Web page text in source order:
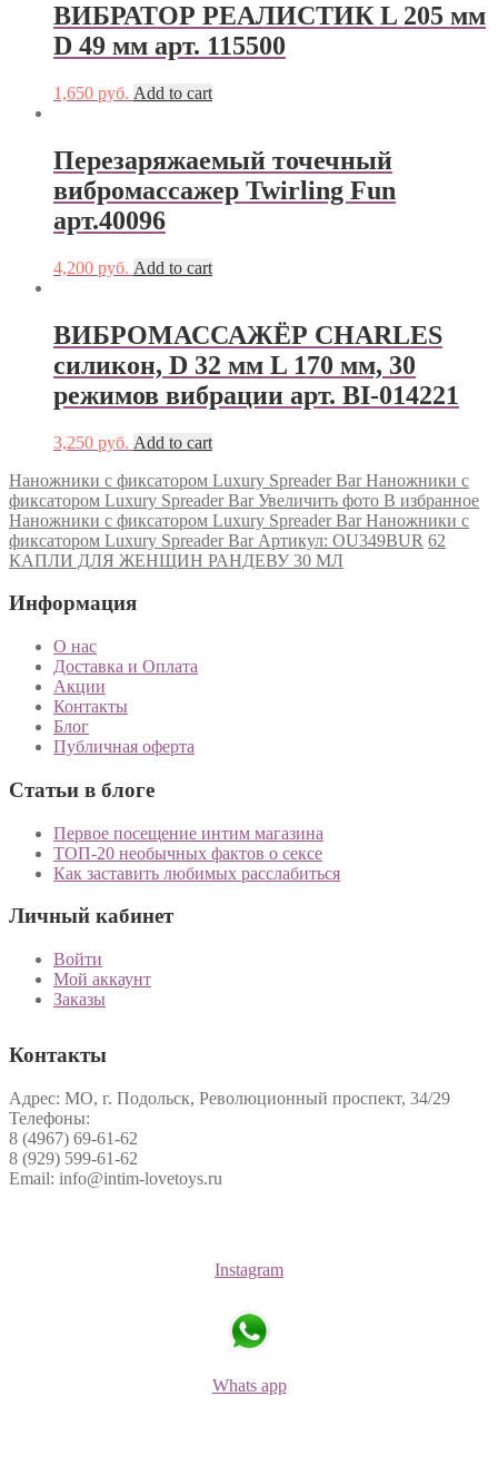
ВИБРАТОР РЕАЛИСТИК L 205 мм
D 49 мм арт. 115500
1,650 руб. Add to cart
Перезаряжаемый точечный
вибромассажер Twirling Fun
арт.40096
4,200 руб. Add to cart
ВИБРОМАССАЖЁР CHARLES
силикон, D 32 мм L 170 мм, 30
режимов вибрации арт. BI-014221
3,250 руб. Add to cart
Наножники с фиксатором Luxury Spreader Bar Наножники с
фиксатором Luxury Spreader Bar Увеличить фото В избранное
Наножники с фиксатором Luxury Spreader Bar Наножники с
фиксатором Luxury Spreader Bar Артикул: OU349BUR 62
КАПЛИ ДЛЯ ЖЕНЩИН РАНДЕВУ 30 МЛ
Информация
О нас
Доставка и Оплата
Акции
Контакты
Блог
Публичная оферта
Статьи в блоге
Первое посещение интим магазина
ТОП-20 необычных фактов о сексе
Как заставить любимых расслабиться
Личный кабинет
Войти
Мой аккаунт
Заказы
Контакты
Адрес: МО, г. Подольск, Революционный проспект, 34/29
Телефоны:
8 (4967) 69-61-62
8 (929) 599-61-62
Email: info@intim-lovetoys.ru
Instagram
Whats app